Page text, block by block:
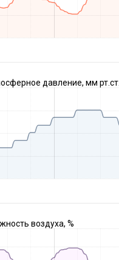
давление, мм рт.ст.
воздуха, %